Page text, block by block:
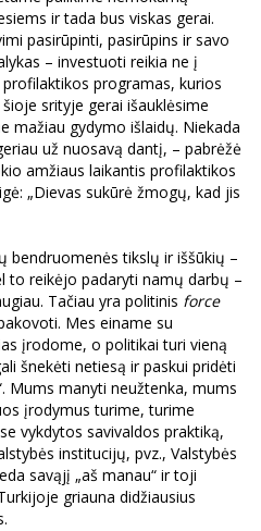
ir tada bus viskas gerai.
pasirūpinti, pasirūpins ir savo
– investuoti reikia ne į
programas, kurios
srityje gerai išauklėsime
mažiau gydymo išlaidų. Niekada
už nuosavą dantį, – pabrėžė
amžiaus laikantis profilaktikos
„Dievas sukūrė žmogų, kad jis
bendruomenės tikslų ir iššūkių –
to reikėjo padaryti namų darbų –
Tačiau yra politinis force
Mes einame su
įrodome, o politikai turi vieną
šnekėti netiesą ir paskui pridėti
Mums manyti neužtenka, mums
įrodymus turime, turime
vykdytos savivaldos praktiką,
institucijų, pvz., Valstybės
savąjį „aš manau“ ir toji
griauna didžiausius